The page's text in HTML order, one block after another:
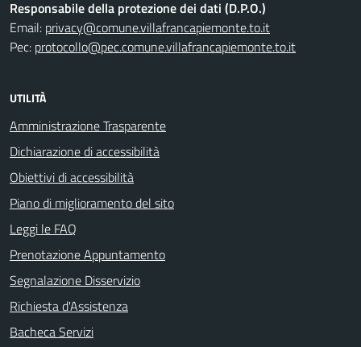
Responsabile della protezione dei dati (D.P.O.)
Email: privacy@comune.villafrancapiemonte.to.it
Pec: protocollo@pec.comune.villafrancapiemonte.to.it
UTILITÀ
Amministrazione Trasparente
Dichiarazione di accessibilità
Obiettivi di accessibilità
Piano di miglioramento del sito
Leggi le FAQ
Prenotazione Appuntamento
Segnalazione Disservizio
Richiesta d'Assistenza
Bacheca Servizi